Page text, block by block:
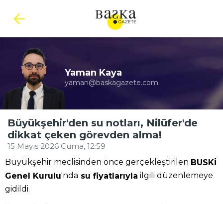
Yaman Kaya
yaman@baskagazete.com
Büyükşehir'den su notları, Nilüfer'de
dikkat çeken görevden alma!
15 Mayıs 2026 Cuma, 12:59
Büyükşehir meclisinden önce gerçekleştirilen BUSKİ
Genel Kurulu'nda su fiyatlarıyla ilgili düzenlemeye
gidildi.